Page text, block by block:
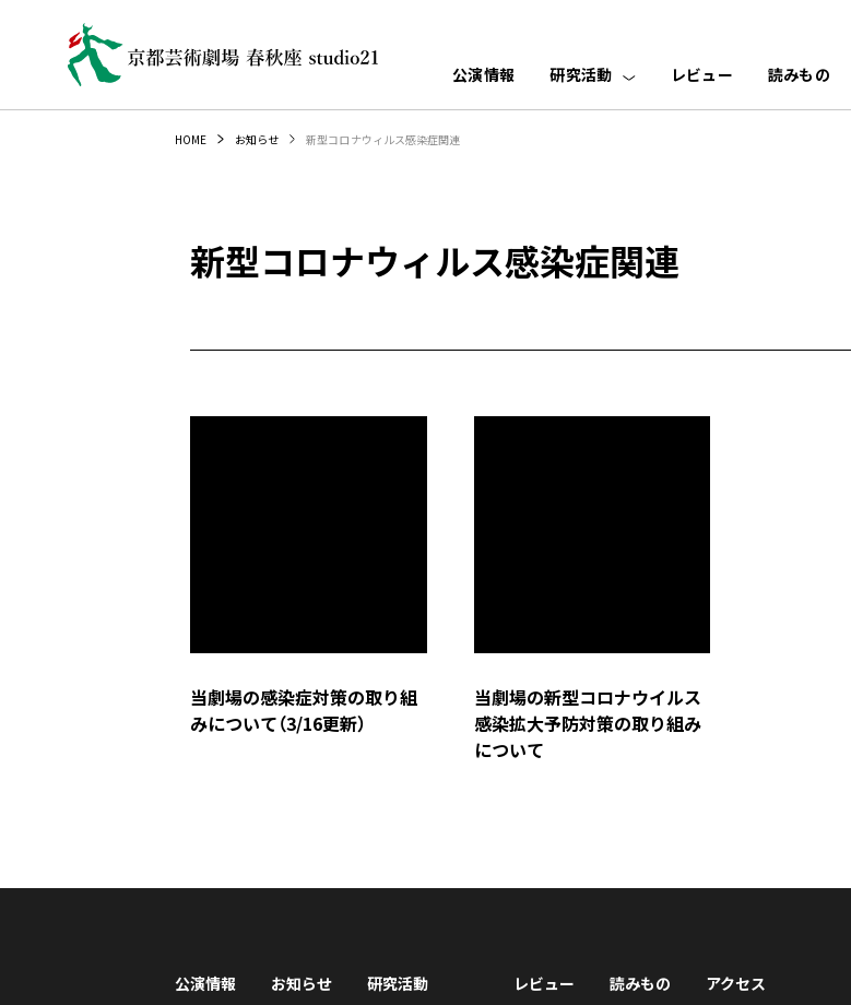
公演情報
研究活動 レビュー 読みもの
HOME お知らせ 新型コロナウィルス感染症関連
新型コロナウィルス感染症関連
当劇場の感染症対策の取り組
みについて（3/16更新）
当劇場の新型コロナウイルス
感染拡大予防対策の取り組み
について
公演情報 お知らせ 研究活動 レビュー 読みもの アクセス